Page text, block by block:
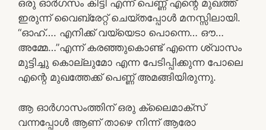
ഒരു ഓർഗസം കിട്ടി എന്ന് പെണ്ണ് എന്റെ മുഖത്ത്
ഇരുന്ന് വൈബ്രേറ്റ് ചെയ്തപ്പോൾ മനസ്സിലായി.
“ഓഹ്…. എനിക്ക് വയ്യെടാ പൊന്നെ… ഔ…
അമ്മേ…”എന്ന് കരഞ്ഞുകൊണ്ട് എന്നെ ശ്വാസം
മുട്ടിച്ചു കൊല്ലുമോ എന്ന പേടിപ്പിക്കുന്ന പോലെ
എന്റെ മുഖത്തേക്ക് പെണ്ണ് അമങ്ങിയിരുന്നു.
ആ ഓർഗാസംത്തിന് ഒരു ക്ലൈമാക്സ്
വന്നപ്പോൾ ആണ് താഴെ നിന്ന് ആരോ